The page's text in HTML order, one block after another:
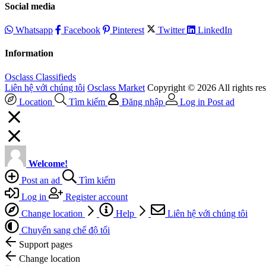
Social media
Whatsapp Facebook Pinterest Twitter LinkedIn
Information
Osclass Classifieds
Liên hệ với chúng tôi Osclass Market Copyright © 2026 All rights
Location
Tìm kiếm Đăng nhập Log in Post ad
Welcome!
Post an ad
Tìm kiếm
Log in
Register account
Change location
Help
Liên hệ với chúng tôi
Chuyển sang chế độ tối
Support pages
Change location